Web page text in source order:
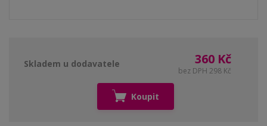
Skladem u dodavatele 360 Kč
bez DPH 298 Kč
Koupit